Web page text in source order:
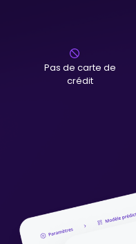
Pas de carte de
crédit